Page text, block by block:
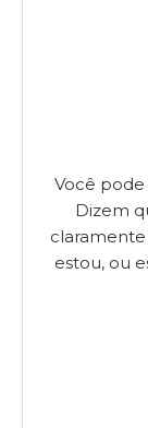
Você
Dizem
claramente
estou, ou